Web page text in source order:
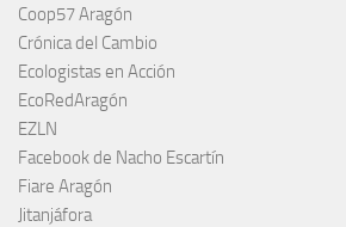
Coop57 Aragón
Crónica del Cambio
Ecologistas en Acción
EcoRedAragón
EZLN
Facebook de Nacho Escartín
Fiare Aragón
Jitanjáfora